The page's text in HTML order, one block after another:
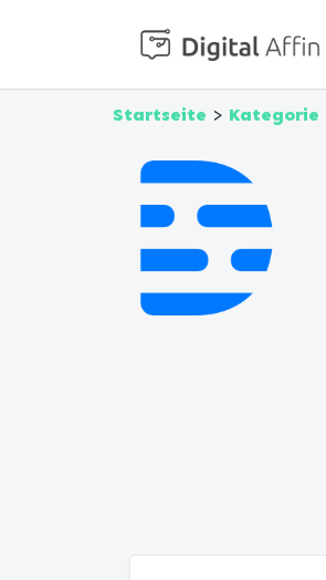
Startseite > Kategorie